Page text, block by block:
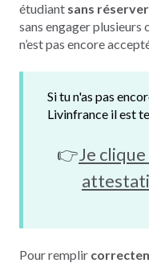
étudiant sans
sans engager plusieurs
n’est pas encore
Si tu n'as pas
Livinfrance il est
👉Je
Pour remplir